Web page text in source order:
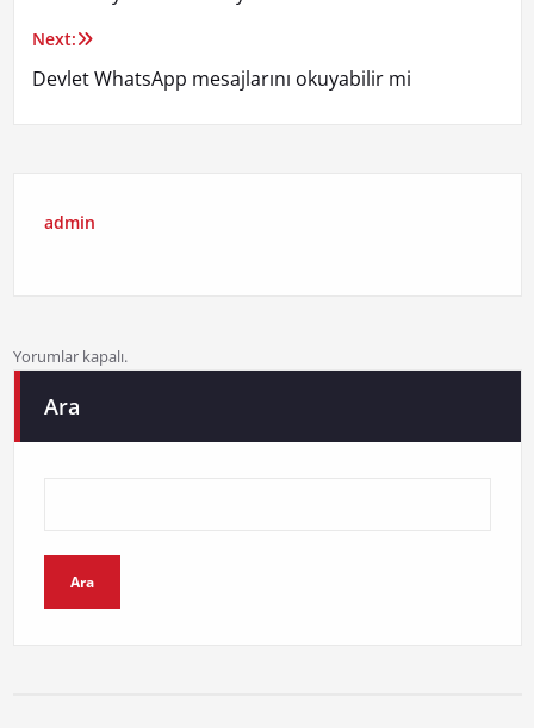
gezinmesi
Next:
Devlet WhatsApp mesajlarını okuyabilir mi
admin
Yorumlar kapalı.
Ara
Ara